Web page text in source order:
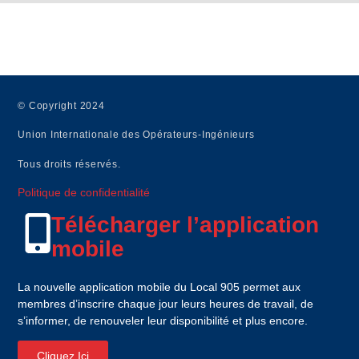
© Copyright 2024
Union Internationale des Opérateurs-Ingénieurs
Tous droits réservés.
Politique de confidentialité
Télécharger l’application
mobile
La nouvelle application mobile du Local 905 permet aux
membres d’inscrire chaque jour leurs heures de travail, de
s’informer, de renouveler leur disponibilité et plus encore.
Cliquez Ici